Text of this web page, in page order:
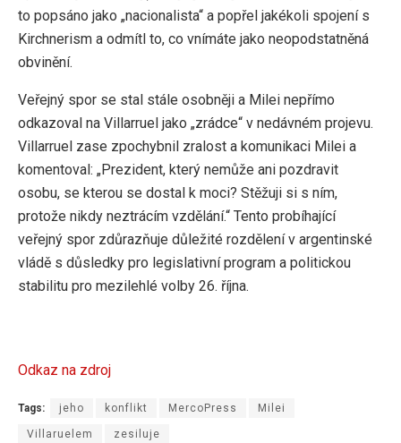
to popsáno jako „nacionalista“ a popřel jakékoli spojení s
Kirchnerism a odmítl to, co vnímáte jako neopodstatněná
obvinění.
Veřejný spor se stal stále osobněji a Milei nepřímo
odkazoval na Villarruel jako „zrádce“ v nedávném projevu.
Villarruel zase zpochybnil zralost a komunikaci Milei a
komentoval: „Prezident, který nemůže ani pozdravit
osobu, se kterou se dostal k moci? Stěžuji si s ním,
protože nikdy neztrácím vzdělání.“ Tento probíhající
veřejný spor zdůrazňuje důležité rozdělení v argentinské
vládě s důsledky pro legislativní program a politickou
stabilitu pro mezilehlé volby 26. října.
Odkaz na zdroj
Tags: jeho konflikt MercoPress Milei
Villaruelem zesiluje